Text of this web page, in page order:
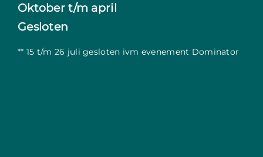
Oktober t/m april
Gesloten
** 15 t/m 26 juli gesloten ivm evenement Dominator